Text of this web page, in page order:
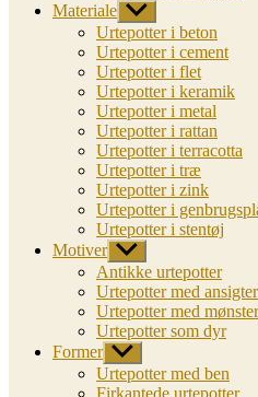
Materiale Vis
undermenu
Urtepotter i beton
Urtepotter i cement
Urtepotter i flet
Urtepotter i keramik
Urtepotter i metal
Urtepotter i rattan
Urtepotter i terracotta
Urtepotter i træ
Urtepotter i zink
Urtepotter i
Urtepotter i stentøj
Motiver Vis
undermenu
Antikke urtepotter
Urtepotter med ansigter
Urtepotter med mønster
Urtepotter som dyr
Former Vis
undermenu
Urtepotter med ben
Firkantede urtepotter